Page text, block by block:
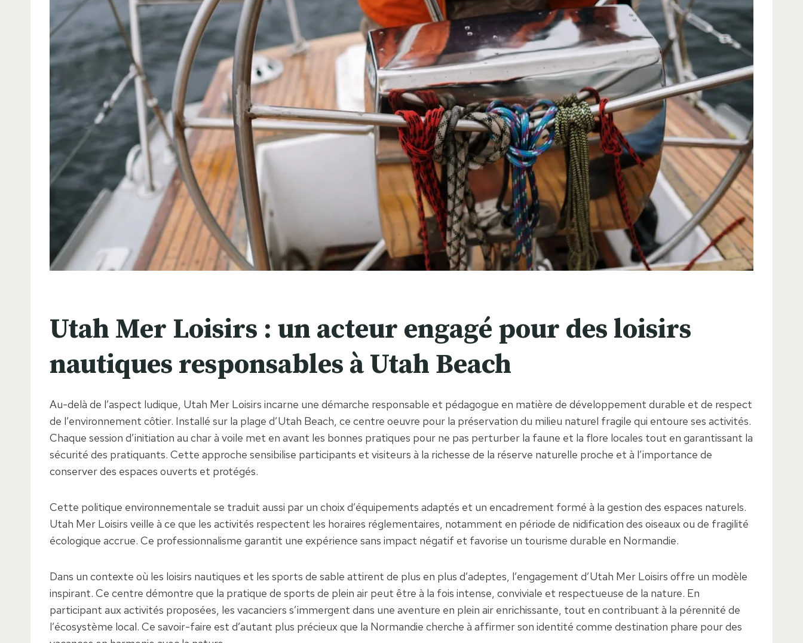
Utah Mer Loisirs : un acteur engagé pour des loisirs
nautiques responsables à Utah Beach
Au-delà de l’aspect ludique, Utah Mer Loisirs incarne une démarche responsable et pédagogue en matière de développement durable et de respect
de l’environnement côtier. Installé sur la plage d’Utah Beach, ce centre oeuvre pour la préservation du milieu naturel fragile qui entoure ses activités.
Chaque session d’initiation au char à voile met en avant les bonnes pratiques pour ne pas perturber la faune et la flore locales tout en garantissant la
sécurité des pratiquants. Cette approche sensibilise participants et visiteurs à la richesse de la réserve naturelle proche et à l’importance de
conserver des espaces ouverts et protégés.
Cette politique environnementale se traduit aussi par un choix d’équipements adaptés et un encadrement formé à la gestion des espaces naturels.
Utah Mer Loisirs veille à ce que les activités respectent les horaires réglementaires, notamment en période de nidification des oiseaux ou de fragilité
écologique accrue. Ce professionnalisme garantit une expérience sans impact négatif et favorise un tourisme durable en Normandie.
Dans un contexte où les loisirs nautiques et les sports de sable attirent de plus en plus d’adeptes, l’engagement d’Utah Mer Loisirs offre un modèle
inspirant. Ce centre démontre que la pratique de sports de plein air peut être à la fois intense, conviviale et respectueuse de la nature. En
participant aux activités proposées, les vacanciers s’immergent dans une aventure en plein air enrichissante, tout en contribuant à la pérennité de
l’écosystème local. Ce savoir-faire est d’autant plus précieux que la Normandie cherche à affirmer son identité comme destination phare pour des